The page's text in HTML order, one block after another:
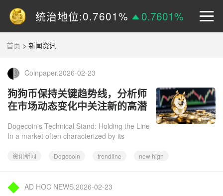
统治地位:0.7601%
0.7601%
价格:$0.15090 2.9605%
首页 > 新闻资讯
Coinpaper.2026-02-23
狗狗币保持关键趋势线，分析师
在市场动态变化中关注新的高潜
Dogecoin's Technical Stand: Holding the Line
In a market often characterized by its
capturing the attention o
资讯新闻 Dogecoin trendline new high
AD HOC NEWS.2026-02-23